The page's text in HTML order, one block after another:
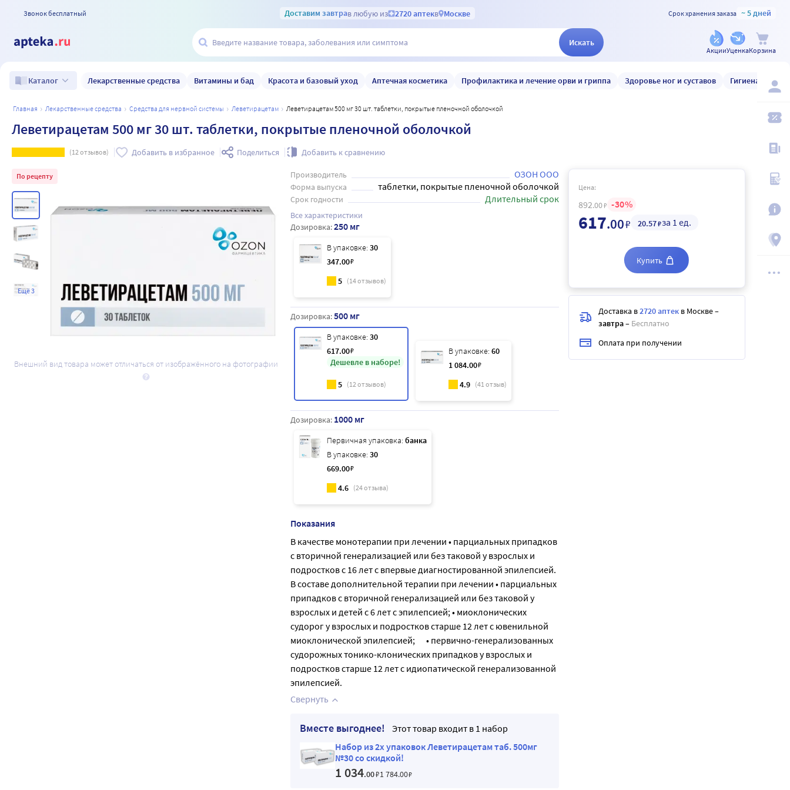
Звонок бесплатный Доставим завтрав любую из 2720 аптекв Москве Срок хранения заказа ~ 5 дней
Искать
АкцииУценкаКорзина
Каталог Лекарственные средства Витамины и бад Красота и базовый уход Аптечная косметика Профилактика и лечение орви и гриппа Здоровье ног и суставов Гигиена и уход
главная лекарственные средства средства для нервной системы леветирацетам Леветирацетам 500 мг 30 шт. таблетки, покрытые пленочной оболочкой
Леветирацетам 500 мг 30 шт. таблетки, покрытые пленочной оболочкой
(12отзывов) Добавить в избранное Поделиться Добавить к сравнению
По рецепту
Ещё 3
Внешний вид товара может отличаться от изображённого на фотографии
Производитель ОЗОН ООО
Форма выпуска таблетки, покрытые пленочной оболочкой
Срок годности Длительный срок
Все характеристики
Дозировка:250 мг
В упаковке: 30
347.00₽
5 (14отзывов)
Дозировка:500 мг
В упаковке: 30
617.00₽
Дешевле в наборе!
5 (12отзывов)
В упаковке: 60
1 084.00₽
4.9 (41отзыв)
Дозировка: 1000 мг
Первичная упаковка: банка
В упаковке: 30
669.00₽
4.6 (24отзыва)
Показания
В качестве монотерапии при лечении • парциальных припадков
с вторичной генерализацией или без таковой у взрослых и
подростков с 16 лет с впервые диагностированной эпилепсией.
В составе дополнительной терапии при лечении • парциальных
припадков с вторичной генерализацией или без таковой у
взрослых и детей с 6 лет с эпилепсией; • миоклонических
судорог у взрослых и подростков старше 12 лет с ювенильной
миоклонической эпилепсией; • первично-генерализованных
судорожных тонико-клонических припадков у взрослых и
подростков старше 12 лет с идиопатической генерализованной
эпилепсией.
Свернуть
Вместе выгоднее!
Этот товар входит в 1 набор
Набор из 2х упаковок Леветирацетам таб. 500мг
№30 со скидкой!
1 034.00₽1 784.00₽
Цена:
892.00₽ 30
617.00₽ 20.57₽за 1 ед.
Купить
Доставка в2720 аптек в Москве–
завтра– Бесплатно
Оплата при получении